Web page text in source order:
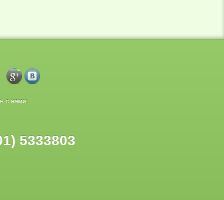
с нами:
5333803